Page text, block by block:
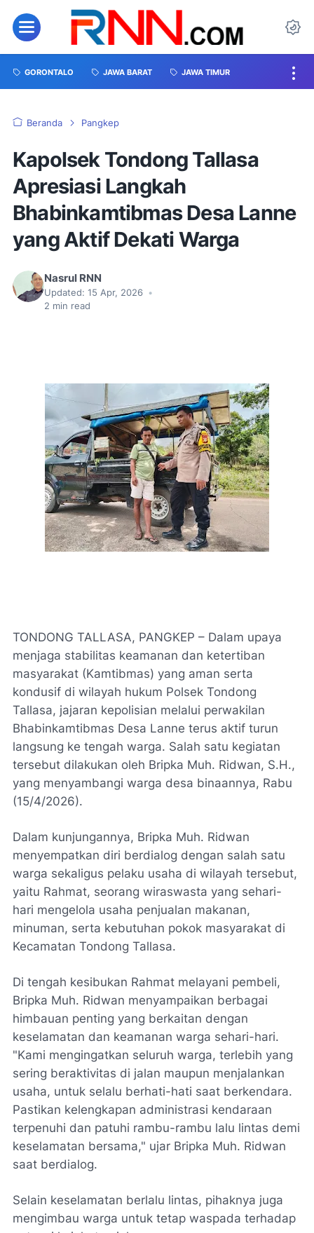
GORONTALO JAWA BARAT JAWA TIMUR
Beranda Pangkep
Kapolsek Tondong Tallasa
Apresiasi Langkah
Bhabinkamtibmas Desa Lanne
yang Aktif Dekati Warga
Nasrul RNN
Updated: 15 Apr, 2026 •
2 min read
TONDONG TALLASA, PANGKEP – Dalam upaya
menjaga stabilitas keamanan dan ketertiban
masyarakat (Kamtibmas) yang aman serta
kondusif di wilayah hukum Polsek Tondong
Tallasa, jajaran kepolisian melalui perwakilan
Bhabinkamtibmas Desa Lanne terus aktif turun
langsung ke tengah warga. Salah satu kegiatan
tersebut dilakukan oleh Bripka Muh. Ridwan, S.H.,
yang menyambangi warga desa binaannya, Rabu
(15/4/2026).
Dalam kunjungannya, Bripka Muh. Ridwan
menyempatkan diri berdialog dengan salah satu
warga sekaligus pelaku usaha di wilayah tersebut,
yaitu Rahmat, seorang wiraswasta yang sehari-
hari mengelola usaha penjualan makanan,
minuman, serta kebutuhan pokok masyarakat di
Kecamatan Tondong Tallasa.
Di tengah kesibukan Rahmat melayani pembeli,
Bripka Muh. Ridwan menyampaikan berbagai
himbauan penting yang berkaitan dengan
keselamatan dan keamanan warga sehari-hari.
"Kami mengingatkan seluruh warga, terlebih yang
sering beraktivitas di jalan maupun menjalankan
usaha, untuk selalu berhati-hati saat berkendara.
Pastikan kelengkapan administrasi kendaraan
terpenuhi dan patuhi rambu-rambu lalu lintas demi
keselamatan bersama," ujar Bripka Muh. Ridwan
saat berdialog.
Selain keselamatan berlalu lintas, pihaknya juga
mengimbau warga untuk tetap waspada terhadap